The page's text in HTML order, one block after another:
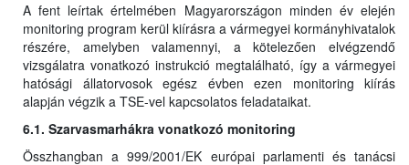
A fent leírtak értelmében Magyarországon minden év elején
monitoring program kerül kiírásra a vármegyei kormányhivatalok
részére, amelyben valamennyi, a kötelezően elvégzendő
vizsgálatra vonatkozó instrukció megtalálható, így a vármegyei
hatósági állatorvosok egész évben ezen monitoring kiírás
alapján végzik a TSE-vel kapcsolatos feladataikat.
6.1. Szarvasmarhákra vonatkozó monitoring
Összhangban a 999/2001/EK európai parlamenti és tanácsi